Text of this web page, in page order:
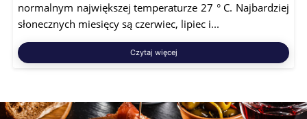
normalnym największej temperaturze 27 ° C. Najbardziej
słonecznych miesięcy są czerwiec, lipiec i...
Czytaj więcej